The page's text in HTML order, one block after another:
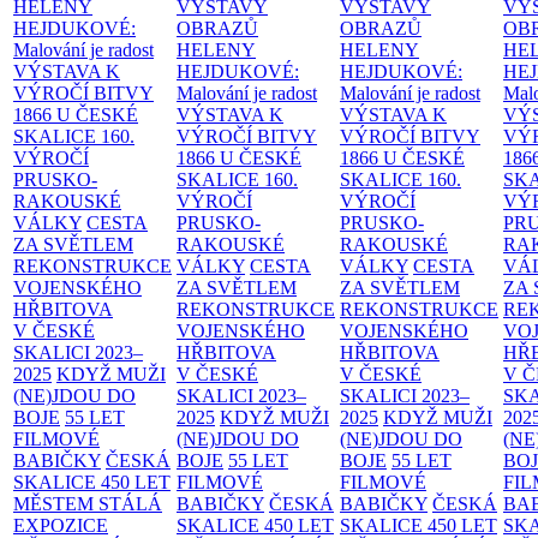
HELENY
HEJDUKOVÉ:
Malování je radost
VÝSTAVA K
VÝROČÍ BITVY
1866 U ČESKÉ
SKALICE 160.
VÝROČÍ
PRUSKO-
RAKOUSKÉ
VÁLKY CESTA
ZA SVĚTLEM
REKONSTRUKCE
VOJENSKÉHO
HŘBITOVA
V ČESKÉ
SKALICI 2023–
2025 KDYŽ MUŽI
(NE)JDOU DO
BOJE 55 LET
FILMOVÉ
BABIČKY ČESKÁ
SKALICE 450 LET
MĚSTEM STÁLÁ
EXPOZICE
VÝSTAVY
OBRAZŮ
HELENY
HEJDUKOVÉ:
Malování je radost
VÝSTAVA K
VÝROČÍ BITVY
1866 U ČESKÉ
SKALICE 160.
VÝROČÍ
PRUSKO-
RAKOUSKÉ
VÁLKY CESTA
ZA SVĚTLEM
REKONSTRUKCE
VOJENSKÉHO
HŘBITOVA
V ČESKÉ
SKALICI 2023–
2025 KDYŽ MUŽI
(NE)JDOU DO
BOJE 55 LET
FILMOVÉ
BABIČKY ČESKÁ
SKALICE 450 LET
VÝSTAVY
OBRAZŮ
HELENY
HEJDUKOVÉ:
Malování je radost
VÝSTAVA K
VÝROČÍ BITVY
1866 U ČESKÉ
SKALICE 160.
VÝROČÍ
PRUSKO-
RAKOUSKÉ
VÁLKY CESTA
ZA SVĚTLEM
REKONSTRUKCE
VOJENSKÉHO
HŘBITOVA
V ČESKÉ
SKALICI 2023–
2025 KDYŽ MUŽI
(NE)JDOU DO
BOJE 55 LET
FILMOVÉ
BABIČKY ČESKÁ
SKALICE 450 LET
ZA
V